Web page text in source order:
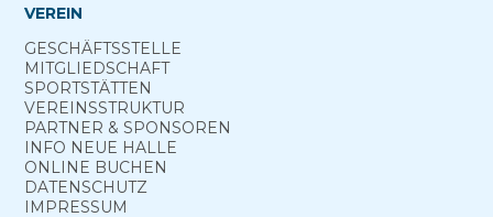
VEREIN
GESCHÄFTSSTELLE
MITGLIEDSCHAFT
SPORTSTÄTTEN
VEREINSSTRUKTUR
PARTNER & SPONSOREN
INFO NEUE HALLE
ONLINE­ BUCHEN
DATENSCHUTZ
IMPRESSUM